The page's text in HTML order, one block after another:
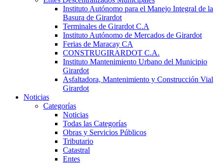
Instituto Autónomo para el Manejo Integral de la
Basura de Girardot
Terminales de Girardot C.A
Instituto Autónomo de Mercados de Girardot
Ferias de Maracay CA
CONSTRUGIRARDOT C.A.
Instituto Mantenimiento Urbano del Municipio
Girardot
Asfaltadora, Mantenimiento y Construcción Vial
Girardot
Noticias
Categorías
Noticias
Todas las Categorías
Obras y Servicios Públicos
Tributario
Catastral
Entes